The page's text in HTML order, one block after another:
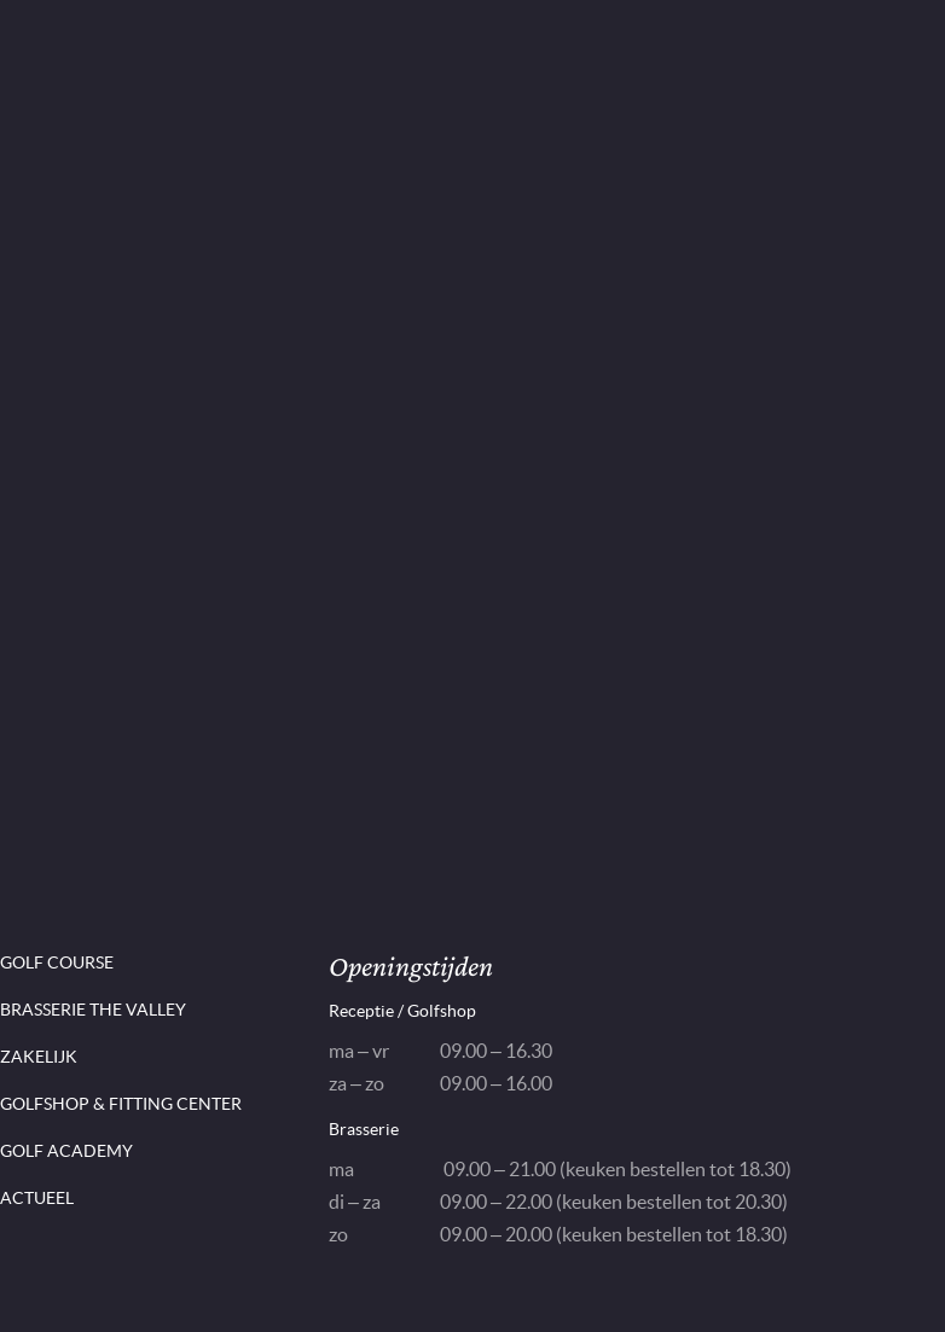
GOLF COURSE
BRASSERIE THE VALLEY
ZAKELIJK
GOLFSHOP & FITTING CENTER
GOLF ACADEMY
ACTUEEL
Openingstijden
Receptie / Golfshop
ma – vr
09.00 – 16.30
za – zo
09.00 – 16.00
Brasserie
ma
09.00 – 21.00 (keuken bestellen tot 18.30)
di – za
09.00 – 22.00 (keuken bestellen tot 20.30)
zo
09.00 – 20.00 (keuken bestellen tot 18.30)